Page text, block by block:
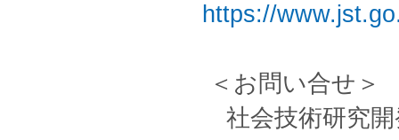
https://
＜お問い合せ＞
社会技術研究